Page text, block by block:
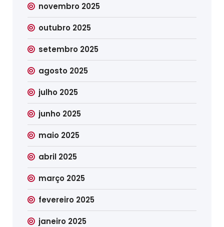
novembro 2025
outubro 2025
setembro 2025
agosto 2025
julho 2025
junho 2025
maio 2025
abril 2025
março 2025
fevereiro 2025
janeiro 2025